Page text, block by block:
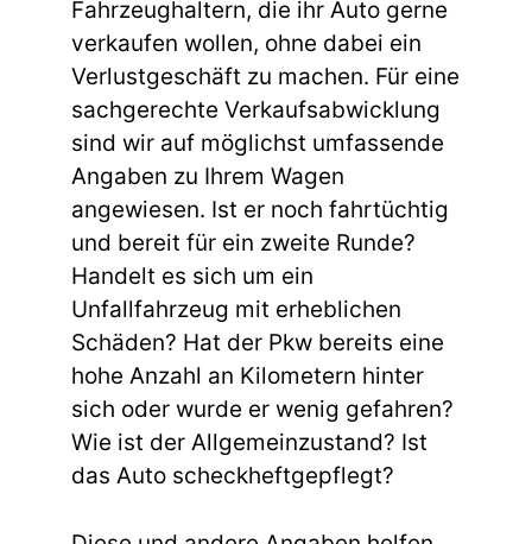
Fahrzeughaltern, die ihr Auto gerne
verkaufen wollen, ohne dabei ein
Verlustgeschäft zu machen. Für eine
sachgerechte Verkaufsabwicklung
sind wir auf möglichst umfassende
Angaben zu Ihrem Wagen
angewiesen. Ist er noch fahrtüchtig
und bereit für ein zweite Runde?
Handelt es sich um ein
Unfallfahrzeug mit erheblichen
Schäden? Hat der Pkw bereits eine
hohe Anzahl an Kilometern hinter
sich oder wurde er wenig gefahren?
Wie ist der Allgemeinzustand? Ist
das Auto scheckheftgepflegt?